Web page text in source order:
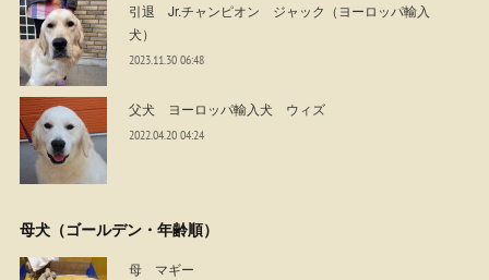
引退 Jr.チャンピオン ジャック（ヨーロッパ輸入
犬）
2023.11.30 06:48
父犬 ヨーロッパ輸入犬 ウィズ
2022.04.20 04:24
母犬（ゴールデン・年齢順）
母 マギー